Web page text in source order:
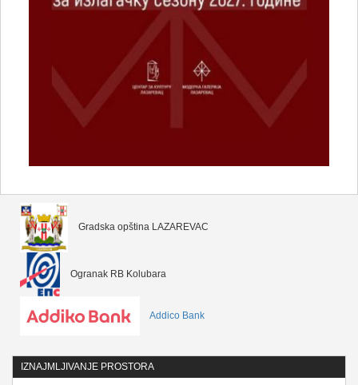
Gradska opština LAZAREVAC
Ogranak RB Kolubara
Addico Bank
IZNAJMLJIVANJE PROSTORA